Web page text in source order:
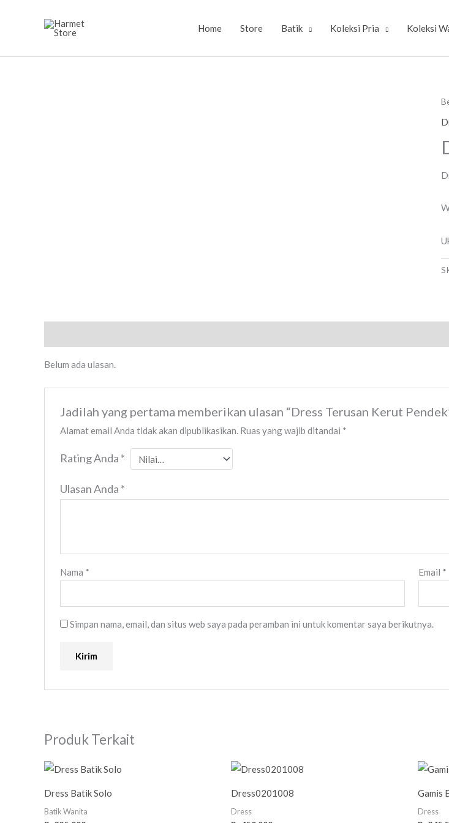
Home Store Batik Koleksi Pria Koleksi
Belum ada ulasan.
Jadilah yang pertama memberikan ulasan “Dress Terusan Kerut
Alamat email Anda tidak akan dipublikasikan. Ruas yang wajib ditandai *
Rating Anda *
Ulasan Anda *
Nama * Email *
Simpan nama, email, dan situs web saya pada peramban ini untuk komentar saya berikutnya.
Produk Terkait
Dress Batik Solo
Batik Wanita
Dress0201008
Dress
Gamis
Dress